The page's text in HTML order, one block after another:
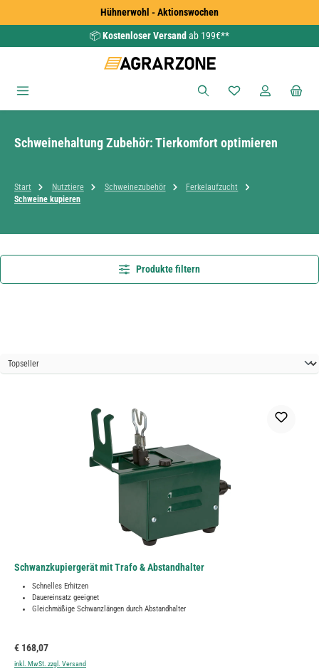
Zum Hauptinhalt springenHühnerwohl - Aktionswochen
📦Kostenloser Versand ab 199€**
Du hast 0
Schweinehaltung Zubehör: Tierkomfort optimieren
Start Nutztiere Schweinezubehör
Ferkelaufzucht
Schweine kupieren
Produkte filtern
Schwanzkupiergerät mit Trafo & Abstandhalter
Schnelles Erhitzen
Dauereinsatz geeignet
Gleichmäßige Schwanzlängen durch Abstandhalter
Regulärer Preis:
€ 168,07
inkl. MwSt. zzgl. Versand